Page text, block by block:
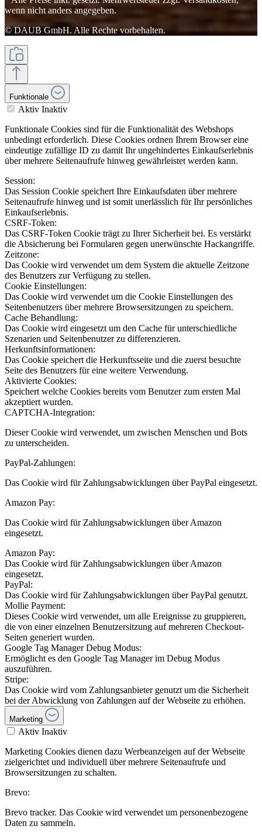
wenn nicht anders angegeben.
© DAUB GmbH. Alle Rechte vorbehalten.
Funktionale
Aktiv Inaktiv
Funktionale Cookies sind für die Funktionalität des Webshops
unbedingt erforderlich. Diese Cookies ordnen Ihrem Browser eine
eindeutige zufällige ID zu damit Ihr ungehindertes Einkaufserlebnis
über mehrere Seitenaufrufe hinweg gewährleistet werden kann.
Session:
Das Session Cookie speichert Ihre Einkaufsdaten über mehrere
Seitenaufrufe hinweg und ist somit unerlässlich für Ihr persönliches
Einkaufserlebnis.
CSRF-Token:
Das CSRF-Token Cookie trägt zu Ihrer Sicherheit bei. Es verstärkt
die Absicherung bei Formularen gegen unerwünschte Hackangriffe.
Zeitzone:
Das Cookie wird verwendet um dem System die aktuelle Zeitzone
des Benutzers zur Verfügung zu stellen.
Cookie Einstellungen:
Das Cookie wird verwendet um die Cookie Einstellungen des
Seitenbenutzers über mehrere Browsersitzungen zu speichern.
Cache Behandlung:
Das Cookie wird eingesetzt um den Cache für unterschiedliche
Szenarien und Seitenbenutzer zu differenzieren.
Herkunftsinformationen:
Das Cookie speichert die Herkunftsseite und die zuerst besuchte
Seite des Benutzers für eine weitere Verwendung.
Aktivierte Cookies:
Speichert welche Cookies bereits vom Benutzer zum ersten Mal
akzeptiert wurden.
CAPTCHA-Integration:
Dieser Cookie wird verwendet, um zwischen Menschen und Bots
zu unterscheiden.
PayPal-Zahlungen:
Das Cookie wird für Zahlungsabwicklungen über PayPal eingesetzt.
Amazon Pay:
Das Cookie wird für Zahlungsabwicklungen über Amazon
eingesetzt.
Amazon Pay:
Das Cookie wird für Zahlungsabwicklungen über Amazon
eingesetzt.
PayPal:
Das Cookie wird für Zahlungsabwicklungen über PayPal genutzt.
Mollie Payment:
Dieses Cookie wird verwendet, um alle Ereignisse zu gruppieren,
die von einer einzelnen Benutzersitzung auf mehreren Checkout-
Seiten generiert wurden.
Google Tag Manager Debug Modus:
Ermöglicht es den Google Tag Manager im Debug Modus
auszuführen.
Stripe:
Das Cookie wird vom Zahlungsanbieter genutzt um die Sicherheit
bei der Abwicklung von Zahlungen auf der Webseite zu erhöhen.
Marketing
Aktiv Inaktiv
Marketing Cookies dienen dazu Werbeanzeigen auf der Webseite
zielgerichtet und individuell über mehrere Seitenaufrufe und
Browsersitzungen zu schalten.
Brevo:
Brevo tracker. Das Cookie wird verwendet um personenbezogene
Daten zu sammeln.